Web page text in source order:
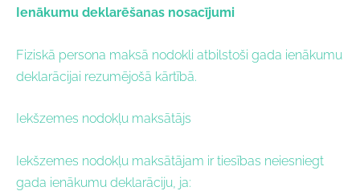
Ienākumu deklarēšanas nosacījumi
Fiziskā persona maksā nodokli atbilstoši gada ienākumu
deklarācijai rezumējošā kārtībā.
Iekšzemes nodokļu maksātājs
Iekšzemes nodokļu maksātājam ir tiesības neiesniegt
gada ienākumu deklarāciju, ja: